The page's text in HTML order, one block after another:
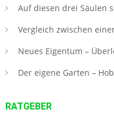
Auf diesen drei Säulen
Vergleich zwischen
Neues Eigentum –
Der eigene Garten –
RATGEBER